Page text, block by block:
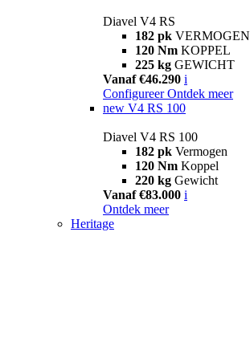
Diavel V4 RS
182 pk VERMOGEN
120 Nm KOPPEL
225 kg GEWICHT
Vanaf €46.290 i
Configureer Ontdek meer
new V4 RS 100
Diavel V4 RS 100
182 pk Vermogen
120 Nm Koppel
220 kg Gewicht
Vanaf €83.000 i
Ontdek meer
Heritage